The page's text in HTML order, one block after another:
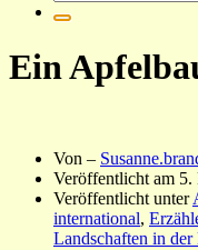
Ein
Von –
Veröffentlicht am 5.
Veröffentlicht unter
international,
Landschaften in der